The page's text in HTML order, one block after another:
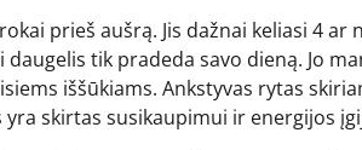
prieš aušrą. Jis dažnai keliasi 4
tik pradeda savo dieną. Jo
iššūkiams. Ankstyvas rytas
yra skirtas susikaupimui ir energijos